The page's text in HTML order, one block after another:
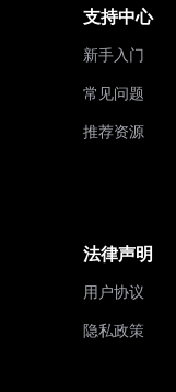
支持中心
新手入门
常见问题
推荐资源
法律声明
用户协议
隐私政策